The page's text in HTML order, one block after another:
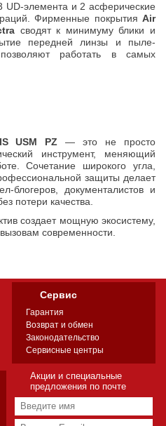
UD-элемента и 2 асферические
Фирменные покрытия Air
сводят к минимуму блики и
передней линзы и пыле-
работать в самых
USM PZ — это не просто
инструмент, меняющий
Сочетание широкого угла,
защиты делает
блогеров, документалистов и
потери качества.
создает мощную экосистему,
современности.
Сервис
Гарантия
Возврат и обмен
Законодательство
Сервисные центры
Акции и специальные
предложения по почте